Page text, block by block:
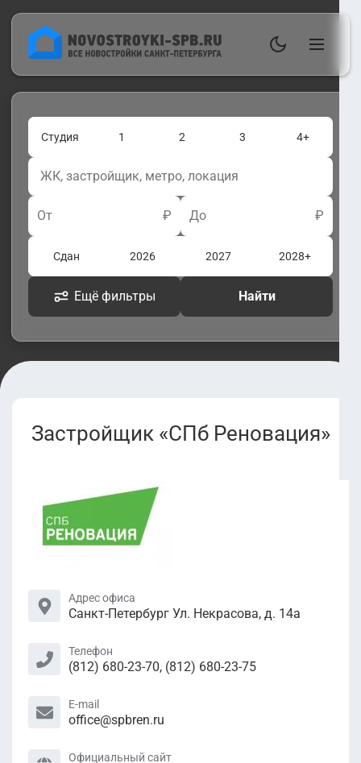
Студия 1 2 3 4+
От ₽ До ₽
Сдан 2026 2027 2028+
Ещё фильтры Найти
Застройщик «СПб Реновация»
Адрес офиса
Санкт-Петербург Ул. Некрасова, д. 14а
Телефон
(812) 680-23-70, (812) 680-23-75
E-mail
office@spbren.ru
Официальный сайт